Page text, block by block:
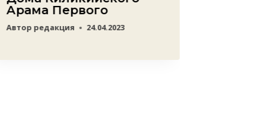
Арама Первого
Автор редакция 24.04.2023